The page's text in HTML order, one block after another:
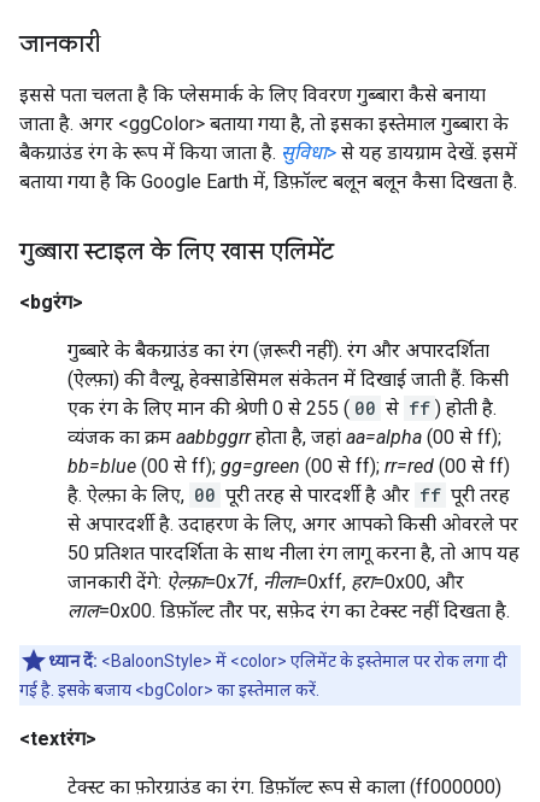
जानकारी
इससे पता चलता है कि प्लेसमार्क के लिए विवरण गुब्बारा कैसे बनाया
जाता है. अगर <ggColor> बताया गया है, तो इसका इस्तेमाल गुब्बारा के
बैकग्राउंड रंग के रूप में किया जाता है. सुविधा> से यह डायग्राम देखें. इसमें
बताया गया है कि Google Earth में, डिफ़ॉल्ट बलून बलून कैसा दिखता है.
गुब्बारा स्टाइल के लिए खास एलिमेंट
<bgरंग>
गुब्बारे के बैकग्राउंड का रंग (ज़रूरी नहीं). रंग और अपारदर्शिता
(ऐल्फ़ा) की वैल्यू, हेक्साडेसिमल संकेतन में दिखाई जाती हैं. किसी
एक रंग के लिए मान की श्रेणी 0 से 255 ( 00 से ff ) होती है.
व्यंजक का क्रम aabbggrrहोता है, जहां aa=alpha (00 से ff);
bb=blue (00 से ff); gg=green (00 से ff); rr=red (00 से ff)
है. ऐल्फ़ा के लिए, 00 पूरी तरह से पारदर्शी है और ff पूरी तरह
से अपारदर्शी है. उदाहरण के लिए, अगर आपको किसी ओवरले पर
50 प्रतिशत पारदर्शिता के साथ नीला रंग लागू करना है, तो आप यह
जानकारी देंगे: ऐल्फ़ा=0x7f, नीला=0xff, हरा=0x00, और
लाल=0x00. डिफ़ॉल्ट तौर पर, सफ़ेद रंग का टेक्स्ट नहीं दिखता है.
ध्यान दें: <BaloonStyle> में <color> एलिमेंट के इस्तेमाल पर रोक लगा दी
गई है. इसके बजाय <bgColor> का इस्तेमाल करें.
<textरंग>
टेक्स्ट का फ़ोरग्राउंड का रंग. डिफ़ॉल्ट रूप से काला (ff000000)